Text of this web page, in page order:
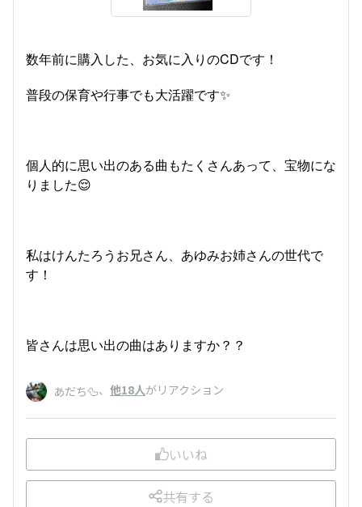
数年前に購入した、お気に入りのCDです！
普段の保育や行事でも大活躍です✨
個人的に思い出のある曲もたくさんあって、宝物にな
りました😌
私はけんたろうお兄さん、あゆみお姉さんの世代で
す！
皆さんは思い出の曲はありますか？？
あだち🦆、 他18人がリアクション
いいね
共有する